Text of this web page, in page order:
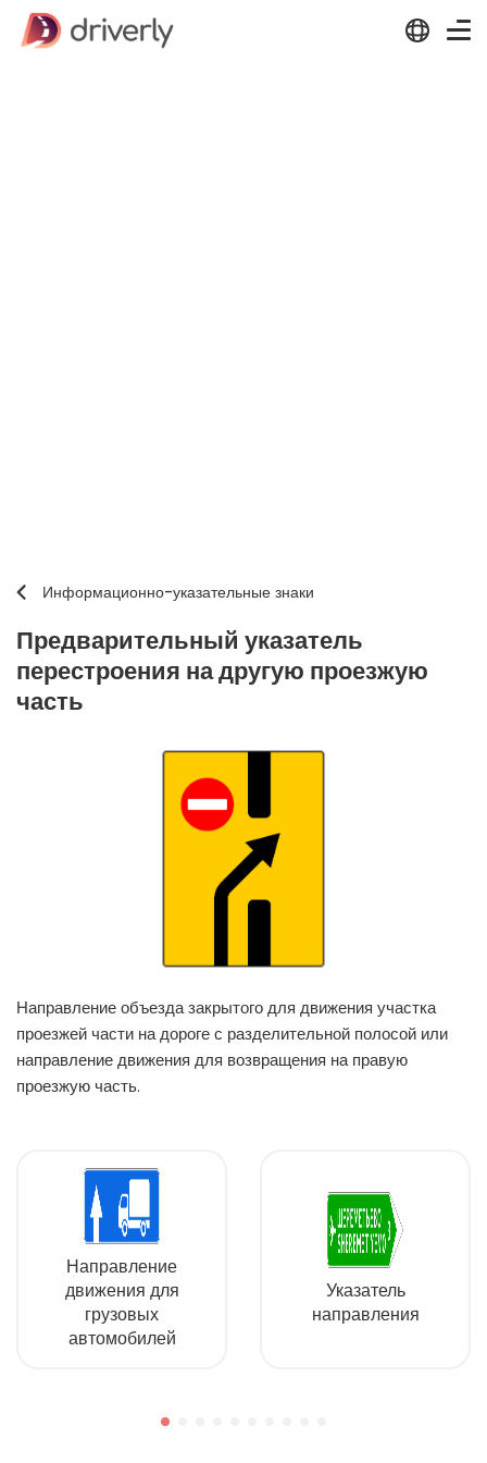
Информационно-указательные знаки
Предварительный указатель
перестроения на другую проезжую
часть
Направление объезда закрытого для движения участка
проезжей части на дороге с разделительной полосой или
направление движения для возвращения на правую
проезжую часть.
Направление
движения для
грузовых
автомобилей
Указатель
направления